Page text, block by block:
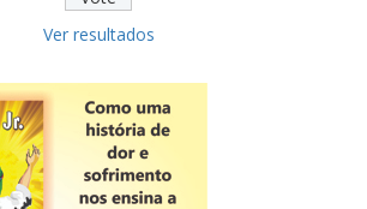
pré-selecionados têm até terça
complementar informações
alfanumérico começa a ser emitido
sexta
Ver resultados